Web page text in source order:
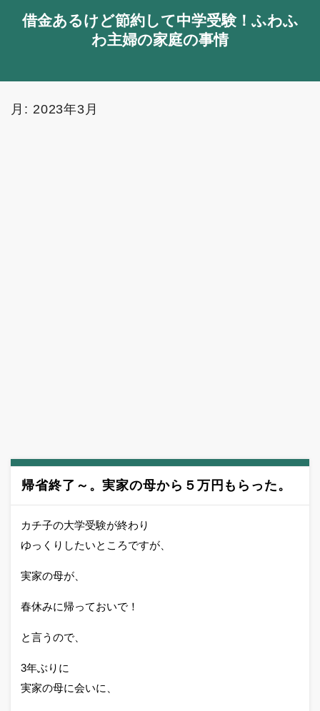
借金あるけど節約して中学受験！ふわふ
わ主婦の家庭の事情
月: 2023年3月
帰省終了～。実家の母から５万円もらった。
カチ子の大学受験が終わり
ゆっくりしたいところですが、
実家の母が、
春休みに帰っておいで！
と言うので、
3年ぶりに
実家の母に会いに、